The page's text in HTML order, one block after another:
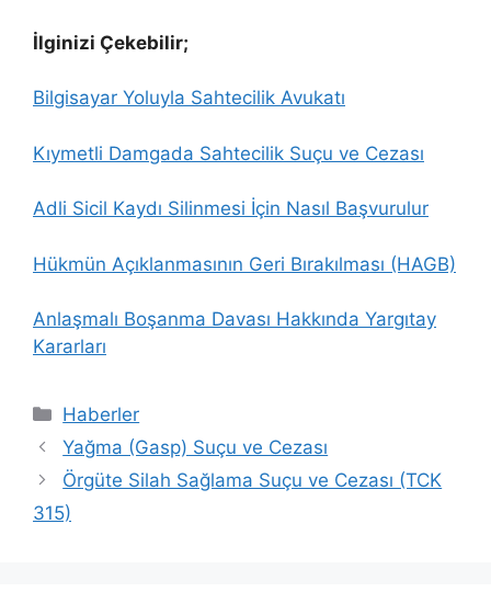
İlginizi Çekebilir;
Bilgisayar Yoluyla Sahtecilik Avukatı
Kıymetli Damgada Sahtecilik Suçu ve Cezası
Adli Sicil Kaydı Silinmesi İçin Nasıl Başvurulur
Hükmün Açıklanmasının Geri Bırakılması (HAGB)
Anlaşmalı Boşanma Davası Hakkında Yargıtay
Kararları
Kategoriler
Haberler
Yağma (Gasp) Suçu ve Cezası
Örgüte Silah Sağlama Suçu ve Cezası (TCK
315)